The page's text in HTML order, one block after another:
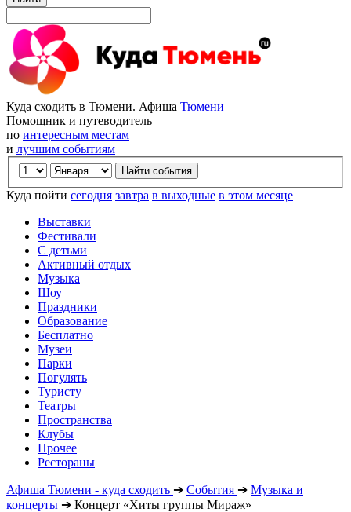
Куда сходить в Тюмени. Афиша Тюмени
Помощник и путеводитель
по интересным местам
и лучшим событиям
Куда пойти сегодня завтра в выходные в этом месяце
Выставки
Фестивали
С детьми
Активный отдых
Музыка
Шоу
Праздники
Образование
Бесплатно
Музеи
Парки
Погулять
Туристу
Театры
Пространства
Клубы
Прочее
Рестораны
Афиша Тюмени - куда сходить ➔ События ➔ Музыка и
концерты ➔ Концерт «Хиты группы Мираж»